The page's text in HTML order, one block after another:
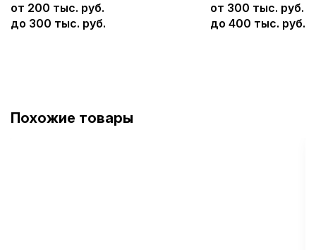
от 200 тыс. руб.
до 300 тыс. руб.
от 300 тыс. руб.
до 400 тыс. руб.
Похожие товары